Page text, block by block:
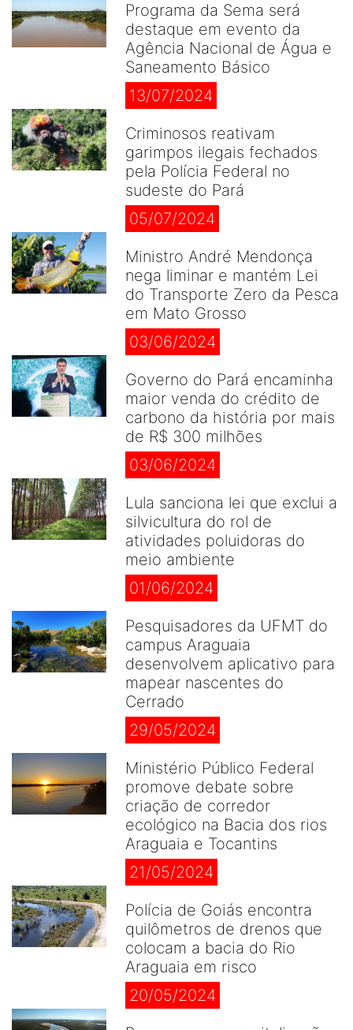
Programa da Sema será
destaque em evento da
Agência Nacional de Água e
Saneamento Básico
13/07/2024
Criminosos reativam
garimpos ilegais fechados
pela Polícia Federal no
sudeste do Pará
05/07/2024
Ministro André Mendonça
nega liminar e mantém Lei
do Transporte Zero da Pesca
em Mato Grosso
03/06/2024
Governo do Pará encaminha
maior venda do crédito de
carbono da história por mais
de R$ 300 milhões
03/06/2024
Lula sanciona lei que exclui a
silvicultura do rol de
atividades poluidoras do
meio ambiente
01/06/2024
Pesquisadores da UFMT do
campus Araguaia
desenvolvem aplicativo para
mapear nascentes do
Cerrado
29/05/2024
Ministério Público Federal
promove debate sobre
criação de corredor
ecológico na Bacia dos rios
Araguaia e Tocantins
21/05/2024
Polícia de Goiás encontra
quilômetros de drenos que
colocam a bacia do Rio
Araguaia em risco
20/05/2024